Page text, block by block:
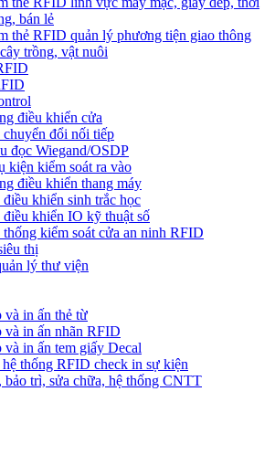
bán lẻ
thẻ RFID quản lý phương tiện giao thông
trồng, vật nuôi
điều khiển cửa
chuyển đổi nối tiếp
đọc Wiegand/OSDP
kiện kiểm soát ra vào
điều khiển thang máy
khiển sinh trắc học
điều khiển IO kỹ thuật số
thống kiểm soát cửa an ninh RFID
thị
lý thư viện
và in ấn thẻ từ
và in ấn nhãn RFID
và in ấn tem giấy Decal
thống RFID check in sự kiện
bảo trì, sửa chữa, hệ thống CNTT